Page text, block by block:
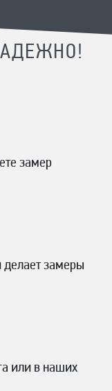
замер
замеры
или в наших